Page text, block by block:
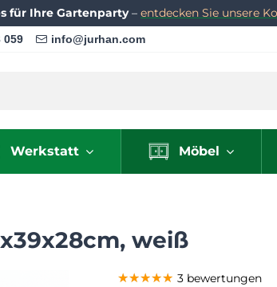
für Ihre Gartenparty– entdecken Sie unsere
059 info@jurhan.com
Werkstatt Möbel
weiß
★★★★★
★★★★★
★★★★★ 3 bewertungen